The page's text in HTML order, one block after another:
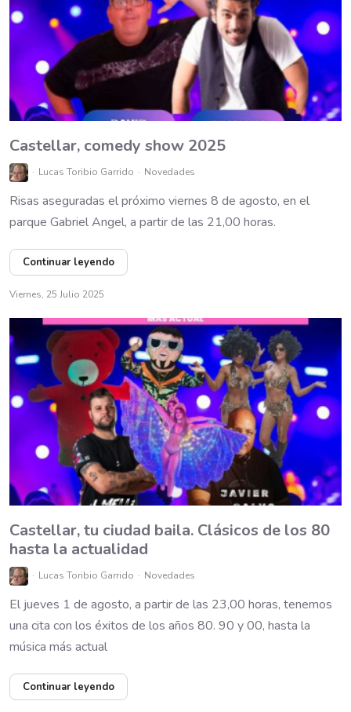
Castellar, comedy show 2025
Lucas Toribio Garrido Novedades
Risas aseguradas el próximo viernes 8 de agosto, en el
parque Gabriel Angel, a partir de las 21,00 horas.
Continuar leyendo
Viernes, 25 Julio 2025
Castellar, tu ciudad baila. Clásicos de los 80
hasta la actualidad
Lucas Toribio Garrido Novedades
El jueves 1 de agosto, a partir de las 23,00 horas, tenemos
una cita con los éxitos de los años 80. 90 y 00, hasta la
música más actual
Continuar leyendo